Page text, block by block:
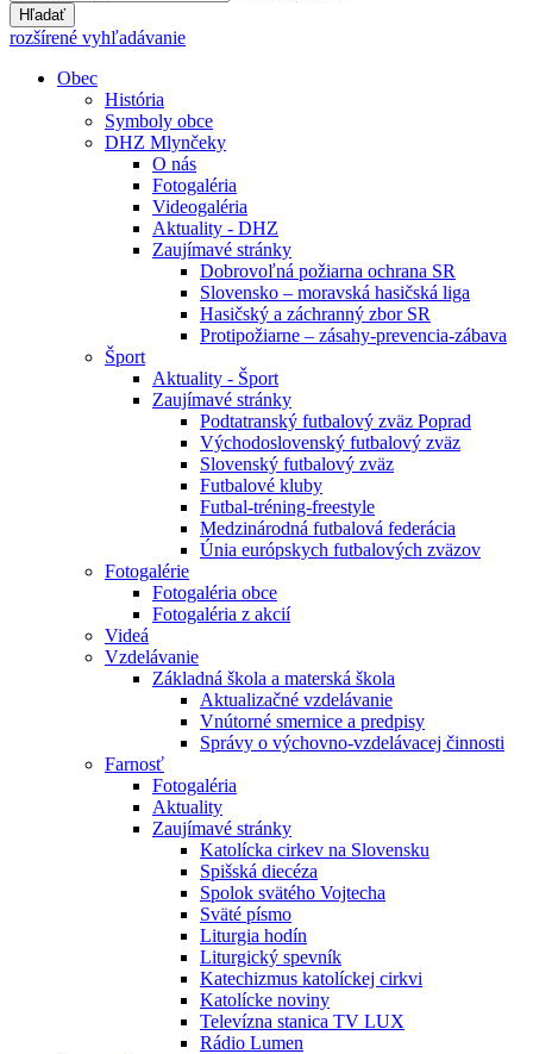
Hľadať
rozšírené vyhľadávanie
Obec
História
Symboly obce
DHZ Mlynčeky
O nás
Fotogaléria
Videogaléria
Aktuality - DHZ
Zaujímavé stránky
Dobrovoľná požiarna ochrana SR
Slovensko – moravská hasičská liga
Hasičský a záchranný zbor SR
Protipožiarne – zásahy-prevencia-zábava
Šport
Aktuality - Šport
Zaujímavé stránky
Podtatranský futbalový zväz Poprad
Východoslovenský futbalový zväz
Slovenský futbalový zväz
Futbalové kluby
Futbal-tréning-freestyle
Medzinárodná futbalová federácia
Únia európskych futbalových zväzov
Fotogalérie
Fotogaléria obce
Fotogaléria z akcií
Videá
Vzdelávanie
Základná škola a materská škola
Aktualizačné vzdelávanie
Vnútorné smernice a predpisy
Správy o výchovno-vzdelávacej činnosti
Farnosť
Fotogaléria
Aktuality
Zaujímavé stránky
Katolícka cirkev na Slovensku
Spišská diecéza
Spolok svätého Vojtecha
Sväté písmo
Liturgia hodín
Liturgický spevník
Katechizmus katolíckej cirkvi
Katolícke noviny
Televízna stanica TV LUX
Rádio Lumen